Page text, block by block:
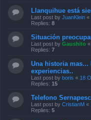
Llanquihue está
Last post by JuanKlein «
Replies: 8
Situación
Last post by Gaushito «
Replies: 7
Una historia mas...
experiencias..
Last post by boris « 18
Replies: 15
Telefono
Last post by CristianM «
Replies: 5